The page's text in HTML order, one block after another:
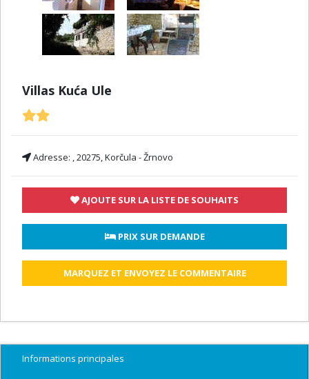
Villas Kuća Ule
Adresse: , 20275, Korčula - Žrnovo
AJOUTE SUR LA LISTE DE SOUHAITS
PRIX SUR DEMANDE
MARQUEZ ET ENVOYEZ LE COMMENTAIRE
Informations principales